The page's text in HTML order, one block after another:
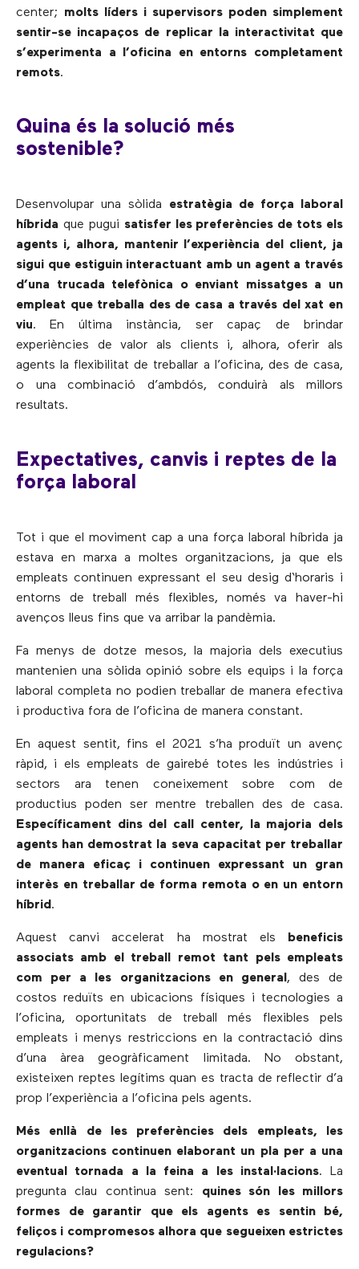
center; molts líders i supervisors poden simplement
sentir-se incapaços de replicar la interactivitat que
s’experimenta a l’oficina en entorns completament
remots.
Quina és la solució més
sostenible?
Desenvolupar una sòlida estratègia de força laboral
híbrida que pugui satisfer les preferències de tots els
agents i, alhora, mantenir l’experiència del client, ja
sigui que estiguin interactuant amb un agent a través
d’una trucada telefònica o enviant missatges a un
empleat que treballa des de casa a través del xat en
viu. En última instància, ser capaç de brindar
experiències de valor als clients i, alhora, oferir als
agents la flexibilitat de treballar a l’oficina, des de casa,
o una combinació d’ambdós, conduirà als millors
resultats.
Expectatives, canvis i reptes de la
força laboral
Tot i que el moviment cap a una força laboral híbrida ja
estava en marxa a moltes organitzacions, ja que els
empleats continuen expressant el seu desig d‘horaris i
entorns de treball més flexibles, només va haver-hi
avenços lleus fins que va arribar la pandèmia.
Fa menys de dotze mesos, la majoria dels executius
mantenien una sòlida opinió sobre els equips i la força
laboral completa no podien treballar de manera efectiva
i productiva fora de l’oficina de manera constant.
En aquest sentit, fins el 2021 s’ha produït un avenç
ràpid, i els empleats de gairebé totes les indústries i
sectors ara tenen coneixement sobre com de
productius poden ser mentre treballen des de casa.
Específicament dins del call center, la majoria dels
agents han demostrat la seva capacitat per treballar
de manera eficaç i continuen expressant un gran
interès en treballar de forma remota o en un entorn
híbrid .
Aquest canvi accelerat ha mostrat els
beneficis
associats amb el treball remot
tant pels empleats
com per a les organitzacions en general , des de
costos reduïts en ubicacions físiques i tecnologies a
l’oficina, oportunitats de treball més flexibles pels
empleats i menys restriccions en la contractació dins
d’una àrea geogràficament limitada. No obstant,
existeixen reptes legítims quan es tracta de reflectir d’a
prop l’experiència a l’oficina pels agents.
Més enllà de les preferències dels empleats, les
organitzacions continuen elaborant un pla per a una
eventual tornada a la feina a les instal·lacions. La
pregunta clau continua sent: quines són les millors
formes de garantir que els agents es sentin bé,
feliços i compromesos alhora que segueixen estrictes
regulacions?